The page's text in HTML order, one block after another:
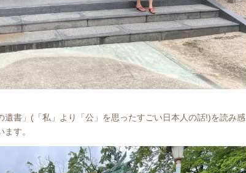
遺書」(「私」より「公」を思ったすごい日本人の話!)を読み感
す。